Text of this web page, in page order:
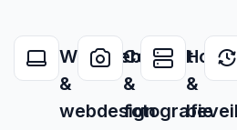
Websitebouw
&
webdesign
Content
&
fotografie
&